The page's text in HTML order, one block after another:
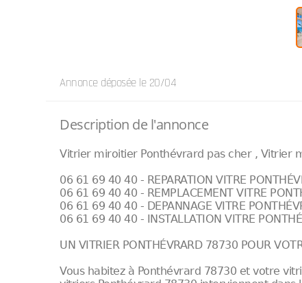
Annonce déposée le 20/04
Description de l'annonce
Vitrier miroitier Ponthévrard pas cher , Vitrier
06 61 69 40 40 - REPARATION VITRE
06 61 69 40 40 - REMPLACEMENT VITRE
06 61 69 40 40 - DEPANNAGE VITRE
06 61 69 40 40 - INSTALLATION VITRE
UN VITRIER PONTHÉVRARD 78730 POUR
Vous habitez à Ponthévrard 78730 et votre